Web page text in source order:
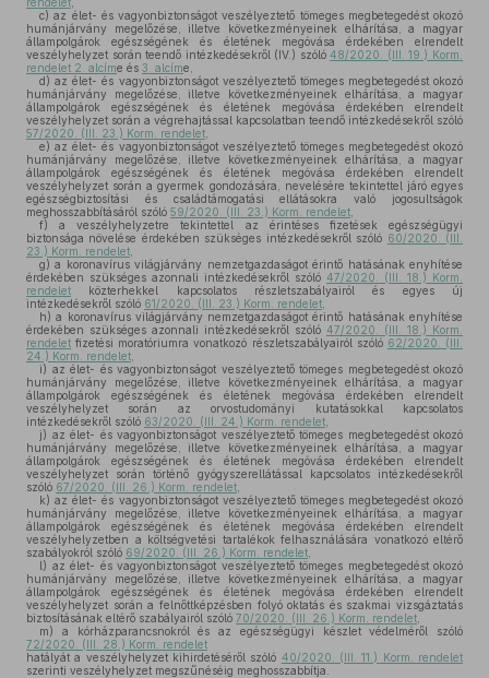
c) az élet- és vagyonbiztonságot veszélyeztető tömeges megbetegedést okozó
humánjárvány megelőzése, illetve következményeinek elhárítása, a magyar
állampolgárok egészségének és életének megóvása érdekében elrendelt
veszélyhelyzet során teendő intézkedésekről (IV.) szóló48/2020. (III. 19.) Korm.
rendelet 2. alcíme és 3. alcíme,
d) az élet- és vagyonbiztonságot veszélyeztető tömeges megbetegedést okozó
humánjárvány megelőzése, illetve következményeinek elhárítása, a magyar
állampolgárok egészségének és életének megóvása érdekében elrendelt
veszélyhelyzet során a végrehajtással kapcsolatban teendő intézkedésekről szóló
57/2020. (III. 23.) Korm. rendelet
e) az élet- és vagyonbiztonságot veszélyeztető tömeges megbetegedést okozó
humánjárvány megelőzése, illetve következményeinek elhárítása, a magyar
állampolgárok egészségének és életének megóvása érdekében elrendelt
veszélyhelyzet során a gyermek gondozására, nevelésére tekintettel járó egyes
egészségbiztosítási és családtámogatási ellátásokra való jogosultságok
meghosszabbításáról szóló 59/2020. (III. 23.) Korm. rendelet
f) a veszélyhelyzetre tekintettel az érintéses fizetések egészségügyi
biztonsága növelése érdekében szükséges intézkedésekről szóló 60/2020. (III.
23.) Korm. rendelet
g) a koronavírus világjárvány nemzetgazdaságot érintő hatásának enyhítése
érdekében szükséges azonnali intézkedésekről szóló 47/2020. (III. 18.) Korm.
rendelet közterhekkel kapcsolatos részletszabályairól és egyes új
intézkedésekről szóló 61/2020. (III. 23.) Korm. rendelet
h) a koronavírus világjárvány nemzetgazdaságot érintő hatásának enyhítése
érdekében szükséges azonnali intézkedésekről szóló 47/2020. (III. 18.) Korm.
rendelet fizetési moratóriumra vonatkozó részletszabályairól szóló 62/2020. (III.
24.) Korm. rendelet
i) az élet- és vagyonbiztonságot veszélyeztető tömeges megbetegedést okozó
humánjárvány megelőzése, illetve következményeinek elhárítása, a magyar
állampolgárok egészségének és életének megóvása érdekében elrendelt
veszélyhelyzet során az orvostudományi kutatásokkal kapcsolatos
intézkedésekről szóló 63/2020. (III. 24.) Korm. rendelet
j) az élet- és vagyonbiztonságot veszélyeztető tömeges megbetegedést okozó
humánjárvány megelőzése, illetve következményeinek elhárítása, a magyar
állampolgárok egészségének és életének megóvása érdekében elrendelt
veszélyhelyzet során történő gyógyszerellátással kapcsolatos intézkedésekről
szóló 67/2020. (III. 26.) Korm. rendelet
k) az élet- és vagyonbiztonságot veszélyeztető tömeges megbetegedést okozó
humánjárvány megelőzése, illetve következményeinek elhárítása, a magyar
állampolgárok egészségének és életének megóvása érdekében elrendelt
veszélyhelyzetben a költségvetési tartalékok felhasználására vonatkozó eltérő
szabályokról szóló 69/2020. (III. 26.) Korm. rendelet
l) az élet- és vagyonbiztonságot veszélyeztető tömeges megbetegedést okozó
humánjárvány megelőzése, illetve következményeinek elhárítása, a magyar
állampolgárok egészségének és életének megóvása érdekében elrendelt
veszélyhelyzet során a felnőttképzésben folyó oktatás és szakmai vizsgáztatás
biztosításának eltérő szabályairól szóló 70/2020. (III. 26.) Korm. rendelet
m) a kórházparancsnokról és az egészségügyi készlet védelméről szóló
72/2020. (III. 28.) Korm. rendelet
hatályát a veszélyhelyzet kihirdetéséről szóló 40/2020. (III. 11.) Korm. rendelet
szerinti veszélyhelyzet megszűnéséig meghosszabbítja.